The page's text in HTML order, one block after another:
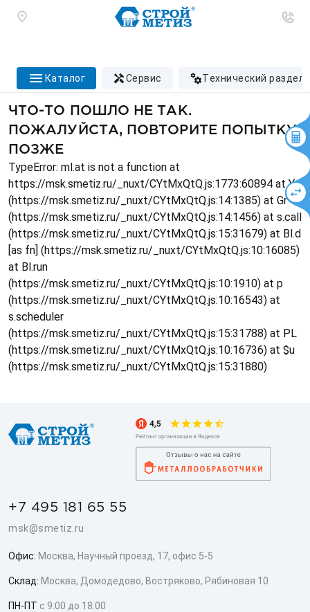
каталог сервис технический раздел
ЧТО-ТО ПОШЛО НЕ ТАК.
ПОЖАЛУЙСТА, ПОВТОРИТЕ ПОПЫТКУ
ПОЗЖЕ
TypeError: ml.at is not a function at
https://msk.smetiz.ru/_nuxt/CYtMxQtQ.js:1773:60894 at Ys
(https://msk.smetiz.ru/_nuxt/CYtMxQtQ.js:14:1385) at Gr
(https://msk.smetiz.ru/_nuxt/CYtMxQtQ.js:14:1456) at s.call
(https://msk.smetiz.ru/_nuxt/CYtMxQtQ.js:15:31679) at Bl.d
[as fn] (https://msk.smetiz.ru/_nuxt/CYtMxQtQ.js:10:16085)
at Bl.run
(https://msk.smetiz.ru/_nuxt/CYtMxQtQ.js:10:1910) at p
(https://msk.smetiz.ru/_nuxt/CYtMxQtQ.js:10:16543) at
s.scheduler
(https://msk.smetiz.ru/_nuxt/CYtMxQtQ.js:15:31788) at PL
(https://msk.smetiz.ru/_nuxt/CYtMxQtQ.js:10:16736) at $u
(https://msk.smetiz.ru/_nuxt/CYtMxQtQ.js:15:31880)
+7 495 181 65 55
msk@smetiz.ru
Офис: Москва, Научный проезд, 17, офис 5-5
Склад: Москва, Домодедово, Востряково, Рябиновая 10
ПН-ПТ с 9:00 до 18:00